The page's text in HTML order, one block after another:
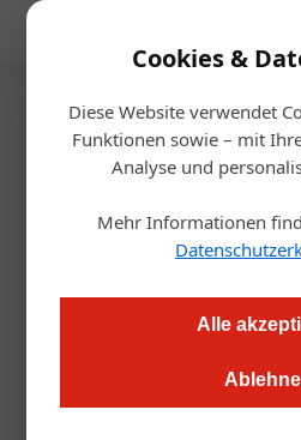
Cookies &
Diese Website verwendet
Funktionen sowie – mit
Analyse und
Mehr Informationen
Alle
Startseite
Kröswang
Verkaufsleiter
Der Frische-Lieferant besetzt eine
Spannend: Die Ausschreibung